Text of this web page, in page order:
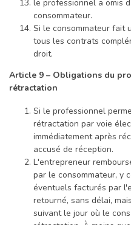
le professionnel a omis
consommateur.
Si le consommateur fait
tous les contrats
droit.
Article 9 – Obligations du
rétractation
Si le professionnel
rétractation par voie
immédiatement après
accusé de réception.
L'entrepreneur
par le consommateur, y
éventuels facturés par
retourné, sans délai,
suivant le jour où le